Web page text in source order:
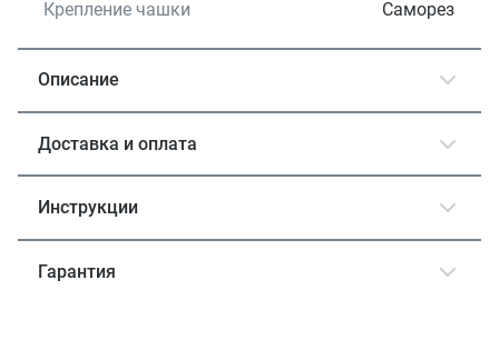
Крепление чашки Саморез
Описание
Доставка и оплата
Инструкции
Гарантия